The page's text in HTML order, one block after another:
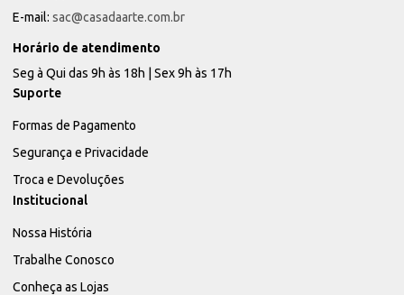
E-mail: sac@casadaarte.com.br
Horário de atendimento
Seg à Qui das 9h às 18h | Sex 9h às 17h
Suporte
Formas de Pagamento
Segurança e Privacidade
Troca e Devoluções
Institucional
Nossa História
Trabalhe Conosco
Conheça as Lojas